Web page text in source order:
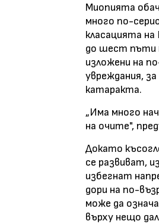
Миопията
много по-
класацията
до шест пъти
изложени на
увреждания,
катаракта.
„Има много
на очите",
Докато
се развиват,
избегнат
дори на по-
може да
върху нещо